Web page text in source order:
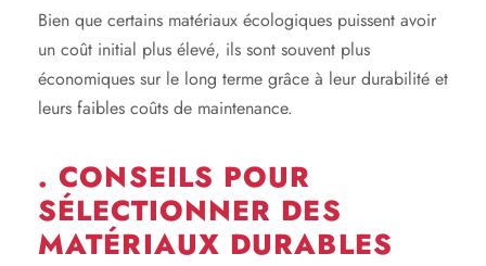
Bien que certains matériaux écologiques puissent avoir
un coût initial plus élevé, ils sont souvent plus
économiques sur le long terme grâce à leur durabilité et
leurs faibles coûts de maintenance.
. CONSEILS POUR
SÉLECTIONNER DES
MATÉRIAUX DURABLES